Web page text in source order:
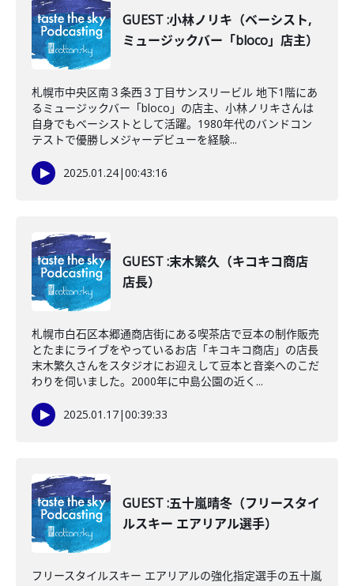
GUEST :小林ノリキ（ベーシスト,
ミュージックバー「bloco」店主）
札幌市中央区南３条西３丁目サンスリービル 地下1階にあ
るミュージックバー「bloco」の店主、小林ノリキさんは
自身でもベーシストとして活躍。1980年代のバンドコン
テストで優勝しメジャーデビューを経験...
2025.01.24|00:43:16
GUEST :末木繁久（キコキコ商店
店長）
札幌市白石区本郷通商店街にある喫茶店で豆本の制作販売
とたまにライブをやっているお店「キコキコ商店」の店長
末木繁久さんをスタジオにお迎えして豆本と音楽へのこだ
わりを伺いました。2000年に中島公園の近く...
2025.01.17|00:39:33
GUEST :五十嵐晴冬（フリースタイ
ルスキー エアリアル選手）
フリースタイルスキー エアリアルの強化指定選手の五十嵐